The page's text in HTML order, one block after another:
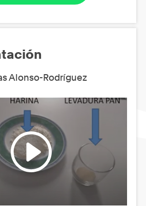
Alonso-Rodríguez